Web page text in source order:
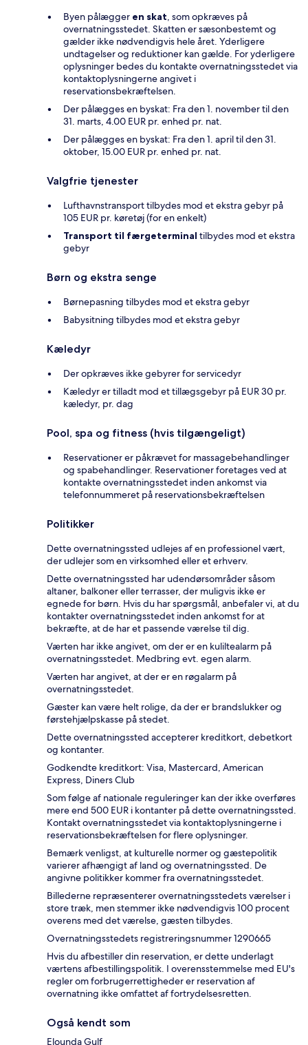
Byen pålægger en skat, som opkræves på
overnatningsstedet. Skatten er sæsonbestemt og
gælder ikke nødvendigvis hele året. Yderligere
undtagelser og reduktioner kan gælde. For yderligere
oplysninger bedes du kontakte overnatningsstedet via
kontaktoplysningerne angivet i
reservationsbekræftelsen.
Der pålægges en byskat: Fra den 1. november til den
31. marts, 4.00 EUR pr. enhed pr. nat.
Der pålægges en byskat: Fra den 1. april til den 31.
oktober, 15.00 EUR pr. enhed pr. nat.
Valgfrie tjenester
Lufthavnstransport tilbydes mod et ekstra gebyr på
105 EUR pr. køretøj (for en enkelt)
Transport til færgeterminal tilbydes mod et ekstra
gebyr
Børn og ekstra senge
Børnepasning tilbydes mod et ekstra gebyr
Babysitning tilbydes mod et ekstra gebyr
Kæledyr
Der opkræves ikke gebyrer for servicedyr
Kæledyr er tilladt mod et tillægsgebyr på EUR 30 pr.
kæledyr, pr. dag
Pool, spa og fitness (hvis tilgængeligt)
Reservationer er påkrævet for massagebehandlinger
og spabehandlinger. Reservationer foretages ved at
kontakte overnatningsstedet inden ankomst via
telefonnummeret på reservationsbekræftelsen
Politikker
Dette overnatningssted udlejes af en professionel vært,
der udlejer som en virksomhed eller et erhverv.
Dette overnatningssted har udendørsområder såsom
altaner, balkoner eller terrasser, der muligvis ikke er
egnede for børn. Hvis du har spørgsmål, anbefaler vi, at du
kontakter overnatningsstedet inden ankomst for at
bekræfte, at de har et passende værelse til dig.
Værten har ikke angivet, om der er en kuliltealarm på
overnatningsstedet. Medbring evt. egen alarm.
Værten har angivet, at der er en røgalarm på
overnatningsstedet.
Gæster kan være helt rolige, da der er brandslukker og
førstehjælpskasse på stedet.
Dette overnatningssted accepterer kreditkort, debetkort
og kontanter.
Godkendte kreditkort: Visa, Mastercard, American
Express, Diners Club
Som følge af nationale reguleringer kan der ikke overføres
mere end 500 EUR i kontanter på dette overnatningssted.
Kontakt overnatningsstedet via kontaktoplysningerne i
reservationsbekræftelsen for flere oplysninger.
Bemærk venligst, at kulturelle normer og gæstepolitik
varierer afhængigt af land og overnatningssted. De
angivne politikker kommer fra overnatningsstedet.
Billederne repræsenterer overnatningsstedets værelser i
store træk, men stemmer ikke nødvendigvis 100 procent
overens med det værelse, gæsten tilbydes.
Overnatningsstedets registreringsnummer 1290665
Hvis du afbestiller din reservation, er dette underlagt
værtens afbestillingspolitik. I overensstemmelse med EU's
regler om forbrugerrettigheder er reservation af
overnatning ikke omfattet af fortrydelsesretten.
Også kendt som
Elounda Gulf